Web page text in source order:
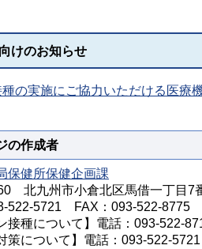
けのお知らせ
の実施にご協力いただける医療
の作成者
保健所保健企画課
北九州市小倉北区馬借一丁目7
522-5721 FAX：093-522-8775
接種について】電話：093-522-
策について】電話：093-522-5721